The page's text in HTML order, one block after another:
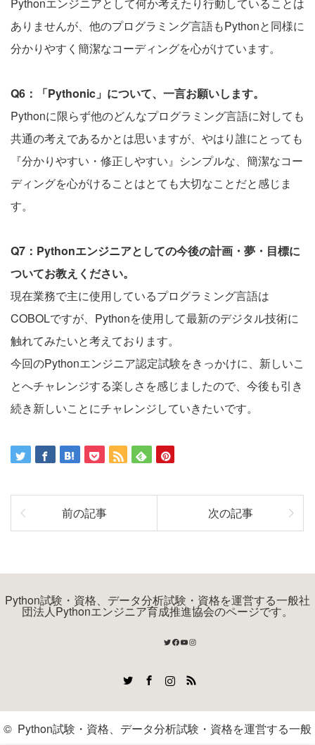
ありませんが、他のプログラミング言語もPythonと同様に
分かりやすく簡潔なコーディングを心がけています。
Q6：「Pythonic」について、一言お願いします。
Pythonに限らず他のどんなプログラミング言語に対しても
共通の考えであるかとは思いますが、やはり誰にとっても
『分かりやすい・修正しやすい』シンプルな、簡潔なコー
ディングを心がけることはとても大切なことだと感じま
す。
Q7：Pythonエンジニアとしての今後の計画・夢・目標に
ついてお教えください。
現在業務で主に使用しているプログラミング言語は
COBOLですが、Pythonを使用して最新のデジタル技術に
触れてみたいと考えております。
今回のPythonエンジニア認定試験をきっかけに、新しいこ
とへチャレンジする楽しさを感じましたので、今後も引き
続き新しいことにチャレンジしていきたいです。
前の記事 次の記事
Python試験・資格、データ分析試験・資格を運営する一般社
団法人Pythonエンジニア育成推進協会のページです。
Twitter
Facebook
YouTube
Instagram
RSS
© Python試験・資格、データ分析試験・資格を運営する一般